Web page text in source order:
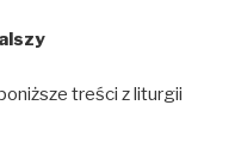
treści z liturgii